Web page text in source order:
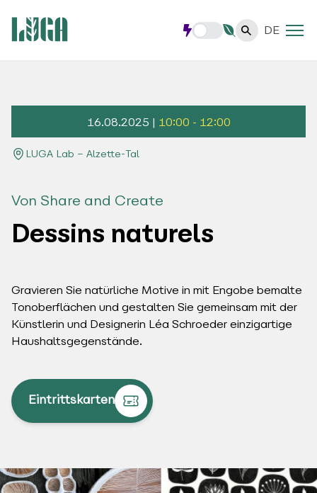
DE
16.08.2025 | 10:00 - 12:00
LUGA Lab – Alzette-Tal
Von Share and Create
Dessins naturels
Gravieren Sie natürliche Motive in mit Engobe bemalte
Tonoberflächen und gestalten Sie gemeinsam mit der
Künstlerin und Designerin Léa Schroeder einzigartige
Haushaltsgegenstände.
Eintrittskarten